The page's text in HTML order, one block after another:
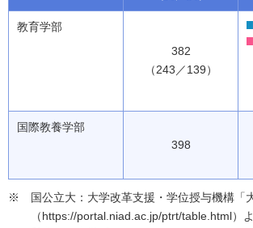
教育学部
382
（243／139）
国際教養学部
398
国公立大：大学改革支援・学位授与機構「
（https://portal.niad.ac.jp/ptrt/table.html）